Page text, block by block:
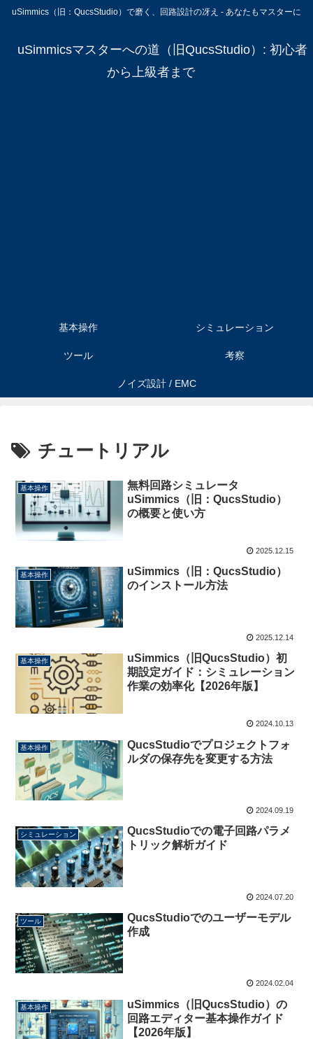
uSimmics（旧：QucsStudio）で磨く、回路設計の冴え - あなたもマスターに
uSimmicsマスターへの道（旧QucsStudio）: 初心者
から上級者まで
基本操作 シミュレーション
ツール 考察
ノイズ設計 / EMC
チュートリアル
基本操作
無料回路シミュレータ
uSimmics（旧：QucsStudio）
の概要と使い方
2025.12.15
基本操作
uSimmics（旧：QucsStudio）
のインストール方法
2025.12.14
基本操作
uSimmics（旧QucsStudio）初
期設定ガイド：シミュレーション
作業の効率化【2026年版】
2024.10.13
基本操作
QucsStudioでプロジェクトフォ
ルダの保存先を変更する方法
2024.09.19
シミュレーション
QucsStudioでの電子回路パラメ
トリック解析ガイド
2024.07.20
ツール
QucsStudioでのユーザーモデル
作成
2024.02.04
基本操作
uSimmics（旧QucsStudio）の
回路エディター基本操作ガイド
【2026年版】